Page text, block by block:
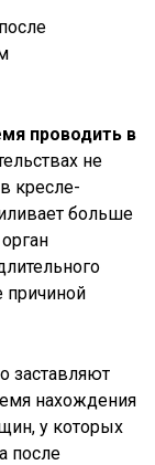
проводить в
не
кресле-
больше
причиной
заставляют
нахождения
у которых
после